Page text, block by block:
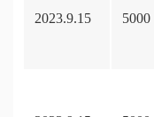
2023.9.15 5000